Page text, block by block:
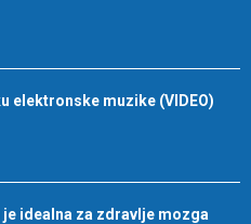
elektronske muzike (VIDEO)
idealna za zdravlje mozga